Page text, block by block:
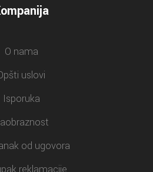
O nama
uslovi
Isporuka
od ugovora